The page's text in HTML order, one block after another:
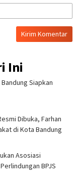
Ini
Siapkan
Dibuka, Farhan
di Kota Bandung
Asosiasi
BPJS